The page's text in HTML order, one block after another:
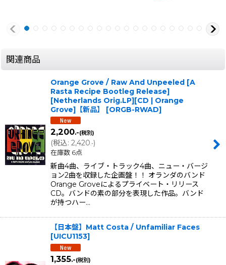
関連商品
Orange Grove / Raw And Unpeeled [A
Rasta Recipe Bootleg Release]
[Netherlands Orig.LP][CD | Orange
Grove]【新品】
[ORGB-RWAD]
2,200.-(税別)
(税込: 2,420.-)
在庫数 6点
新曲4曲、ライブ・トラック4曲、ニュー・バージ
ョン2曲を収録した企画盤！！ オランダのバンド
Orange Groveによるプライベート・リリース
CD。バンドの素の部分を表現した作品。バンド
が持つハー…
【日本盤】Matt Costa / Unfamiliar Faces
[UICU1153]
1,355.-(税別)